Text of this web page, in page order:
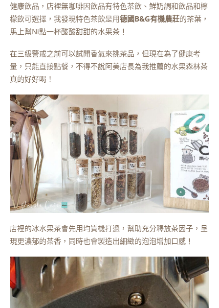
健康飲品，店裡無咖啡因飲品有特色茶飲、鮮奶調和飲品和檸
檬飲可選擇，我發現特色茶飲是用德國B&G有機農莊的茶葉，
馬上幫Ni點一杯酸酸甜甜的水果茶！
在三級警戒之前可以試聞香氣來挑茶品，但現在為了健康考
量，只能直接點餐，不得不說阿美店長為我推薦的水果森林茶
真的好好喝！
店裡的冰水果茶會先用均質機打過，幫助充分釋放茶因子，呈
現更濃郁的茶香，同時也會製造出細緻的泡泡增加口感！